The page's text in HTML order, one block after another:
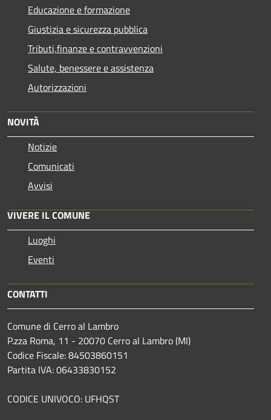
Educazione e formazione
Giustizia e sicurezza pubblica
Tributi,finanze e contravvenzioni
Salute, benessere e assistenza
Autorizzazioni
NOVITÀ
Notizie
Comunicati
Avvisi
VIVERE IL COMUNE
Luoghi
Eventi
CONTATTI
Comune di Cerro al Lambro
P.zza Roma, 11 - 20070 Cerro al Lambro (MI)
Codice Fiscale: 84503860151
Partita IVA: 06433830152
CODICE UNIVOCO: UFHQST